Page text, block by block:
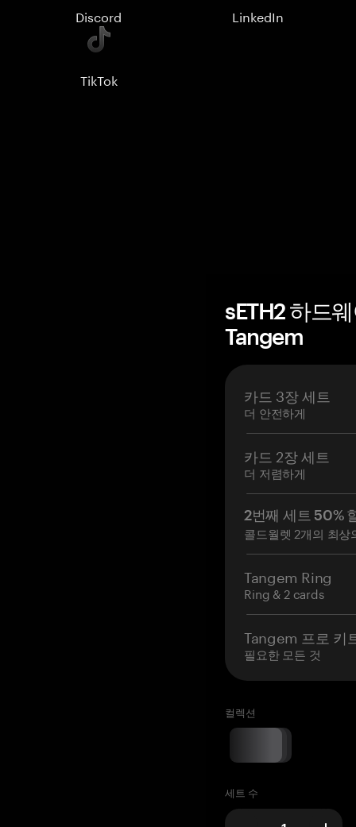
Discord LinkedIn
TikTok
sETH2 하드
Tangem
카드 3장 세트
더 안전하게
카드 2장 세트
더 저렴하게
2번째 세트 50%
콜드월렛 2개의 최상
Tangem Ring
Ring & 2 cards
Tangem 프로 키
필요한 모든 것
컬렉션
세트 수